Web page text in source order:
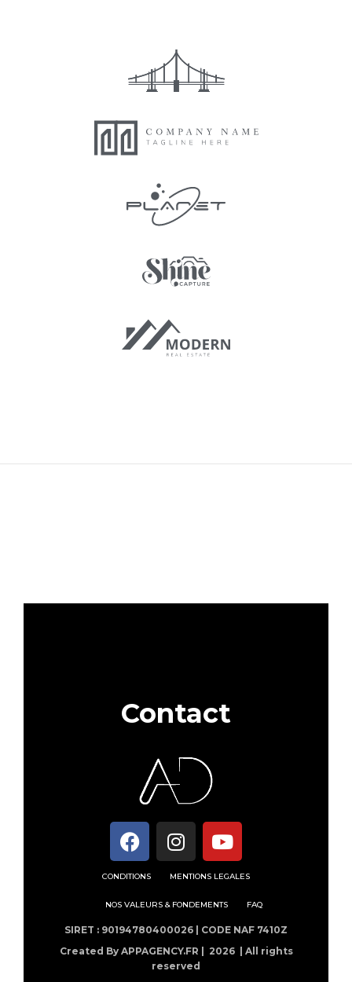
Contact
CONDITIONS MENTIONS LEGALES
NOS VALEURS & FONDEMENTS FAQ
SIRET : 90194780400026 | CODE NAF 7410Z
Created By APPAGENCY.FR | 2026 | All rights
reserved